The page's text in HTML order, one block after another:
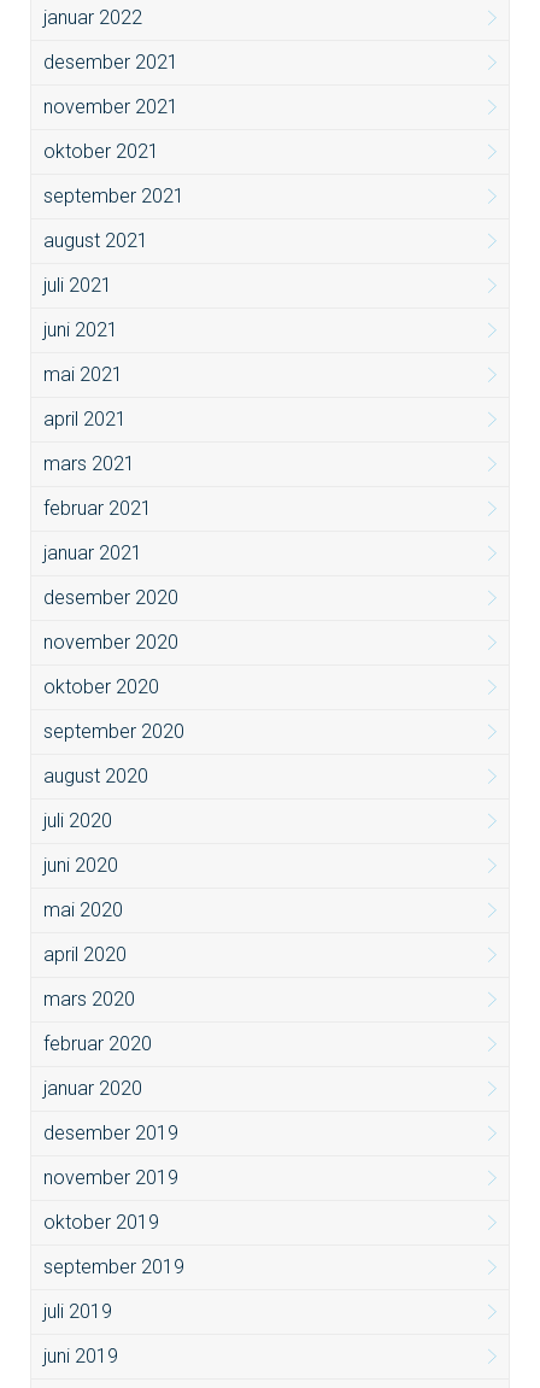
januar 2022
desember 2021
november 2021
oktober 2021
september 2021
august 2021
juli 2021
juni 2021
mai 2021
april 2021
mars 2021
februar 2021
januar 2021
desember 2020
november 2020
oktober 2020
september 2020
august 2020
juli 2020
juni 2020
mai 2020
april 2020
mars 2020
februar 2020
januar 2020
desember 2019
november 2019
oktober 2019
september 2019
juli 2019
juni 2019